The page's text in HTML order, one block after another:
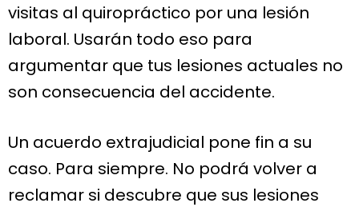
visitas al quiropráctico por una lesión
laboral. Usarán todo eso para
argumentar que tus lesiones actuales no
son consecuencia del accidente.
Un acuerdo extrajudicial pone fin a su
caso. Para siempre. No podrá volver a
reclamar si descubre que sus lesiones